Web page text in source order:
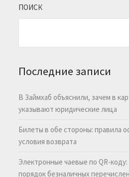
ПОИСК
Последние записи
В Займхаб объяснили, зачем в
указывают юридические лица
Билеты в обе стороны: правила
условия возврата
Электронные чаевые по QR-
порядок безналичных